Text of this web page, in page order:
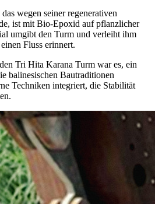
wegen seiner regenerativen
ist mit Bio-Epoxid auf pflanzlicher
umgibt den Turm und verleiht ihm
Fluss erinnert.
Tri Hita Karana Turm war es, ein
balinesischen Bautraditionen
Techniken integriert, die Stabilität